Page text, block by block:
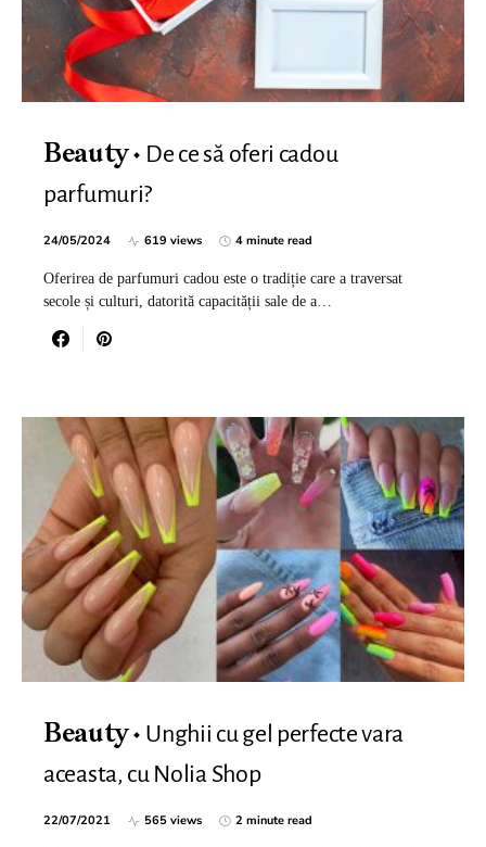
Beauty
De ce să oferi cadou
parfumuri?
24/05/2024 619 views 4 minute read
Oferirea de parfumuri cadou este o tradiție care a traversat
secole și culturi, datorită capacității sale de a…
Beauty
Unghii cu gel perfecte vara
aceasta, cu Nolia Shop
22/07/2021 565 views 2 minute read